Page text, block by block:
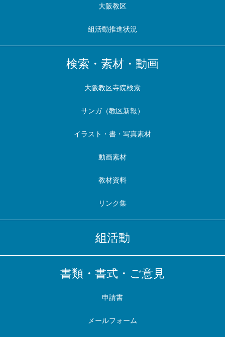
大阪教区
組活動推進状況
検索・素材・動画
大阪教区寺院検索
サンガ（教区新報）
イラスト・書・写真素材
動画素材
教材資料
リンク集
組活動
書類・書式・ご意見
申請書
メールフォーム